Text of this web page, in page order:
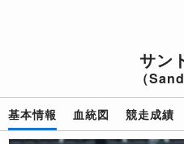
サン
（
基本情報 血統図 競走成績